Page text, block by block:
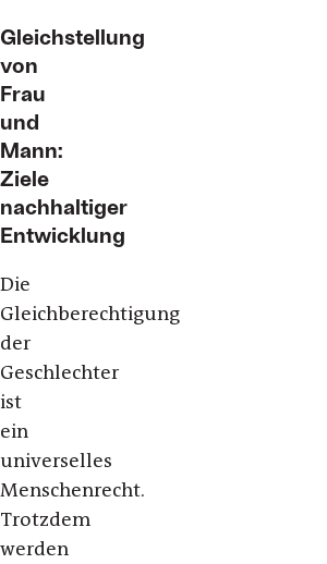
Gleichstellung
von
Frau
und
Mann:
Ziele
nachhaltiger
Entwicklung
Die
Gleichberechtigung
der
Geschlechter
ist
ein
universelles
Menschenrecht.
Trotzdem
werden